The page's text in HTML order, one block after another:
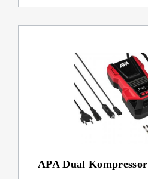
APA Dual Kompressor